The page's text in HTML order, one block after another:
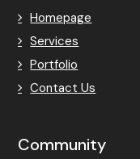
Homepage
Services
Portfolio
Contact Us
Community